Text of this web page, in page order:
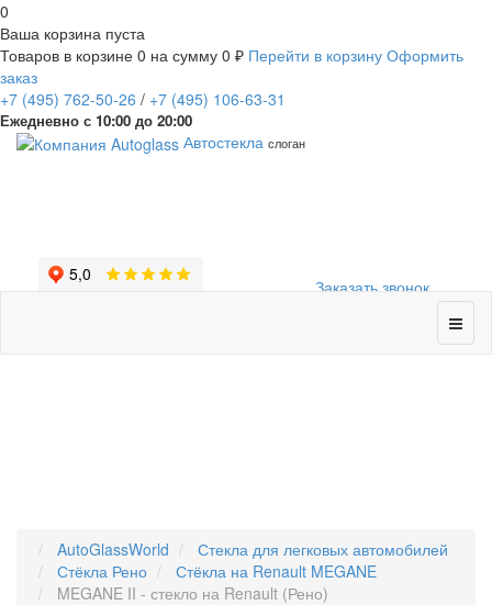
0
Ваша корзина пуста
Товаров в корзине 0 на сумму 0 ₽ Перейти в корзину Оформить
заказ
+7 (495) 762-50-26 / +7 (495) 106-63-31
Ежедневно с 10:00 до 20:00
Заказать звонок
Автостекла слоган
AutoGlassWorld
Стекла для легковых автомобилей
Стёкла Рено
Стёкла на Renault MEGANE
MEGANE II - стекло на Renault (Рено)